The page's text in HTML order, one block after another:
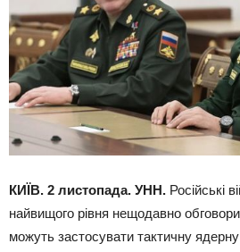
КИЇВ. 2 листопада. УНН. Російські
найвищого рівня нещодавно
можуть застосувати тактичну